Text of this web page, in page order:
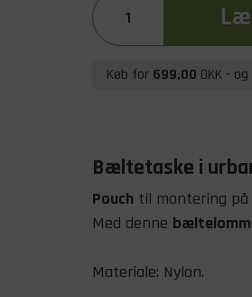
Køb for 699,00 DKK -
Bæltetaske i
Pouch til montering
Med denne
Materiale: Nylon.